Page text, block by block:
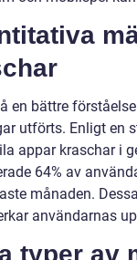
en bättre
utförts. Enligt en
appar kraschar i
64% av
månaden.
användarnas